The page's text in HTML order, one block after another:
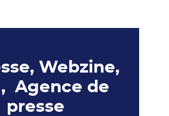
Webzine,
Agence de
presse